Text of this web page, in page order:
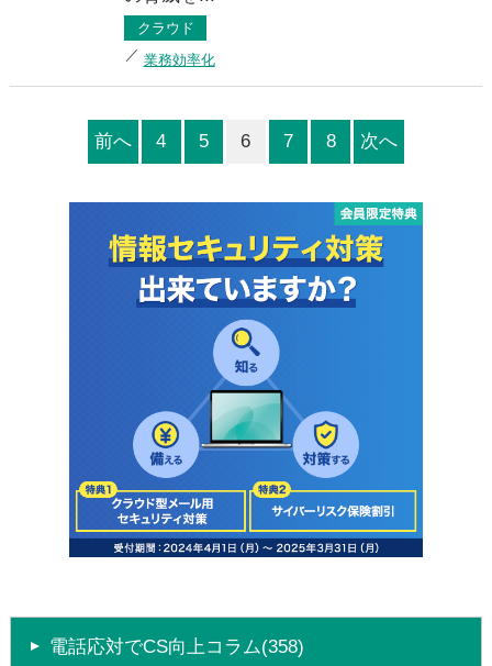
クラウド
業務効率化
前へ 4 5 6 7 8 次へ
電話応対でCS向上コラム(358)